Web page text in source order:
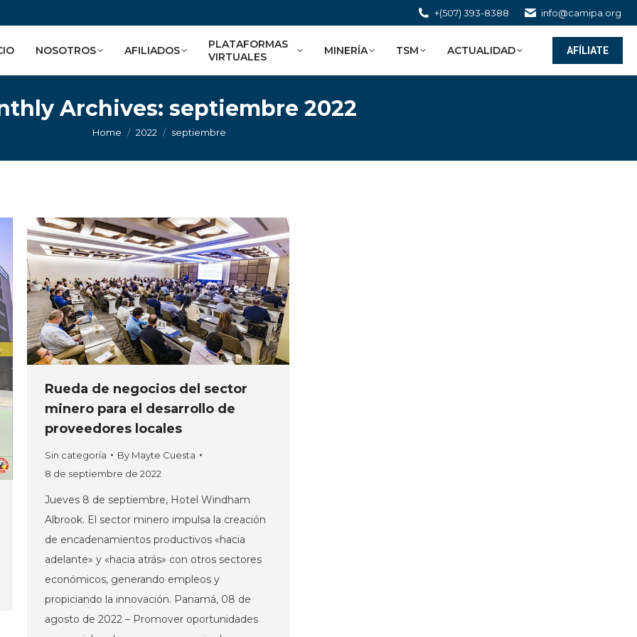
+(507) 393-8388 info@camipa.org
NOSOTROS AFILIADOS
PLATAFORMAS
VIRTUALES
MINERÍA TSM ACTUALIDAD AFÍLIATE
Archives: septiembre 2022
You are here:
Home 2022 septiembre
Rueda de negocios del sector
minero para el desarrollo de
proveedores locales
Sin categoría By Mayte Cuesta
8 de septiembre de 2022
Jueves 8 de septiembre, Hotel Windham
Albrook. El sector minero impulsa la creación
de encadenamientos productivos «hacia
adelante» y «hacia atrás» con otros sectores
económicos, generando empleos y
propiciando la innovación. Panamá, 08 de
agosto de 2022 – Promover oportunidades